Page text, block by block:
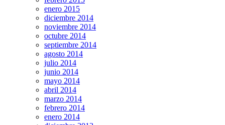
enero 2015
diciembre 2014
noviembre 2014
octubre 2014
septiembre 2014
agosto 2014
julio 2014
junio 2014
mayo 2014
abril 2014
marzo 2014
febrero 2014
enero 2014